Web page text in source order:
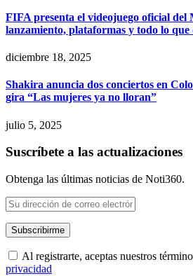
FIFA presenta el videojuego oficial del
lanzamiento, plataformas y todo lo que
diciembre 18, 2025
Shakira anuncia dos conciertos en
gira “Las mujeres ya no lloran”
julio 5, 2025
Suscríbete a las actualizaciones
Obtenga las últimas noticias de Noti360.
Al registrarte, aceptas nuestros
privacidad